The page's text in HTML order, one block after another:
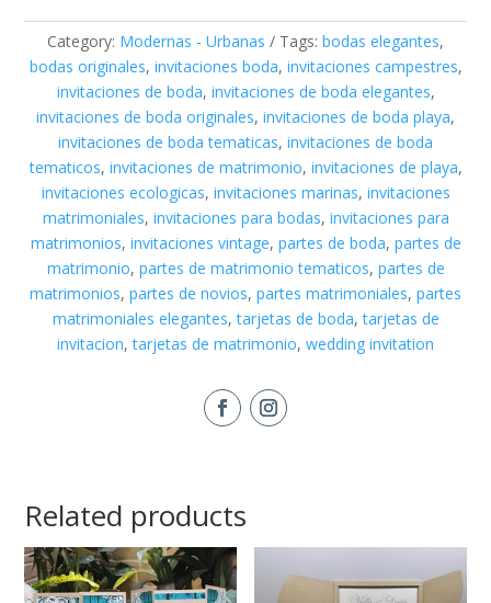
Category: Modernas - Urbanas Tags: bodas elegantes,
bodas originales, invitaciones boda, invitaciones campestres,
invitaciones de boda, invitaciones de boda elegantes,
invitaciones de boda originales, invitaciones de boda playa,
invitaciones de boda tematicas, invitaciones de boda
tematicos, invitaciones de matrimonio, invitaciones de playa,
invitaciones ecologicas, invitaciones marinas, invitaciones
matrimoniales, invitaciones para bodas, invitaciones para
matrimonios, invitaciones vintage, partes de boda, partes de
matrimonio, partes de matrimonio tematicos, partes de
matrimonios, partes de novios, partes matrimoniales, partes
matrimoniales elegantes,tarjetas de boda,tarjetas de
invitacion,tarjetas de matrimonio, wedding invitation
Related products